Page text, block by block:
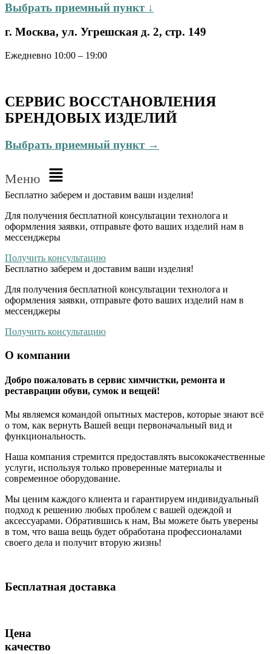
Выбрать приемный пункт ↓
г. Москва, ул. Угрешская д. 2, стр. 149
Ежедневно 10:00 – 19:00
СЕРВИС ВОССТАНОВЛЕНИЯ
БРЕНДОВЫХ ИЗДЕЛИЙ
Выбрать приемный пункт →
Меню
Бесплатно заберем и доставим ваши изделия!
Для получения бесплатной консультации технолога и
оформления заявки, отправьте фото ваших изделий нам в
мессенджеры
Получить консультацию
Бесплатно заберем и доставим ваши изделия!
Для получения бесплатной консультации технолога и
оформления заявки, отправьте фото ваших изделий нам в
мессенджеры
Получить консультацию
О компании
Добро пожаловать в сервис химчистки, ремонта и
реставрации обуви, сумок и вещей!
Мы являемся командой опытных мастеров, которые знают всё
о том, как вернуть Вашей вещи первоначальный вид и
функциональность.
Наша компания стремится предоставлять высококачественные
услуги, используя только проверенные материалы и
современное оборудование.
Мы ценим каждого клиента и гарантируем индивидуальный
подход к решению любых проблем с вашей одеждой и
аксессуарами. Обратившись к нам, Вы можете быть уверены
в том, что ваша вещь будет обработана профессионалами
своего дела и получит вторую жизнь!
Бесплатная доставка
Цена
качество